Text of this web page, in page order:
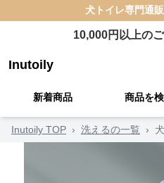
犬トイレ専門通
10,000円以上の
Inutoily
新着商品 商品を
Inutoily TOP › 洗えるの一覧 ›